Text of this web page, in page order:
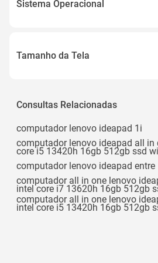
Sistema Operacional
Tamanho da Tela
Consultas Relacionadas
computador lenovo ideapad 1i
computador lenovo ideapad all in
core i5 13420h 16gb 512gb ssd
computador lenovo ideapad entre
computador all in one lenovo
intel core i7 13620h 16gb 512gb
computador all in one lenovo
intel core i5 13420h 16gb 512gb